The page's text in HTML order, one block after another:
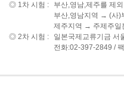
◎ 1차 시험 :
부산,영남,제주를 제
부산,영남지역 → (사)
제주지역 → 주제주일
◎ 2차 시험 :
일본국제교류기금 서
전화:02-397-2849 /